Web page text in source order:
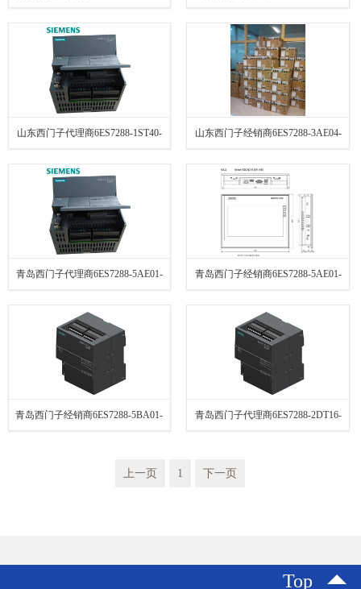
0AA0特价销售 诚信经营
山东西门子代理商6ES7288-1ST40- 山东西门子经销商6ES7288-3AE04-
青岛西门子代理商6ES7288-5AE01- 青岛西门子经销商6ES7288-5AE01-
青岛西门子经销商6ES7288-5BA01- 青岛西门子代理商6ES7288-2DT16-
上一页 1 下一页
Top